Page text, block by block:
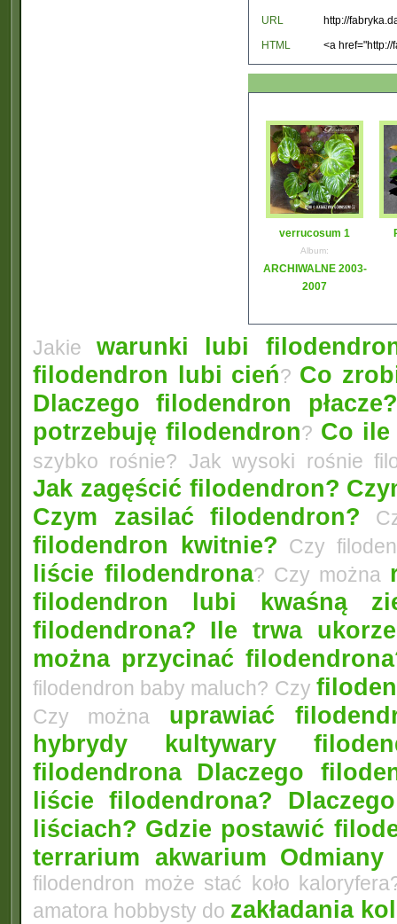
URL
HTML
verrucosum 1
Album:
ARCHIWALNE 2003-
2007
Jakie warunki lubi
filodendron lubi cień? Co
Dlaczego filodendron
potrzebuję filodendron? Co ile
szybko rośnie? Jak wysoki rośnie
Jak zagęścić filodendron?
Czym zasilać filodendron?
filodendron kwitnie? Czy
liście filodendrona? Czy można
filodendron lubi kwaśną
filodendrona? Ile trwa
można przycinać
filodendron baby maluch? Czy
Czy można uprawiać
hybrydy kultywary
filodendrona Dlaczego
liście filodendrona?
liściach? Gdzie postawić
terrarium akwarium
filodendron może stać koło
amatora hobbysty do zakładania